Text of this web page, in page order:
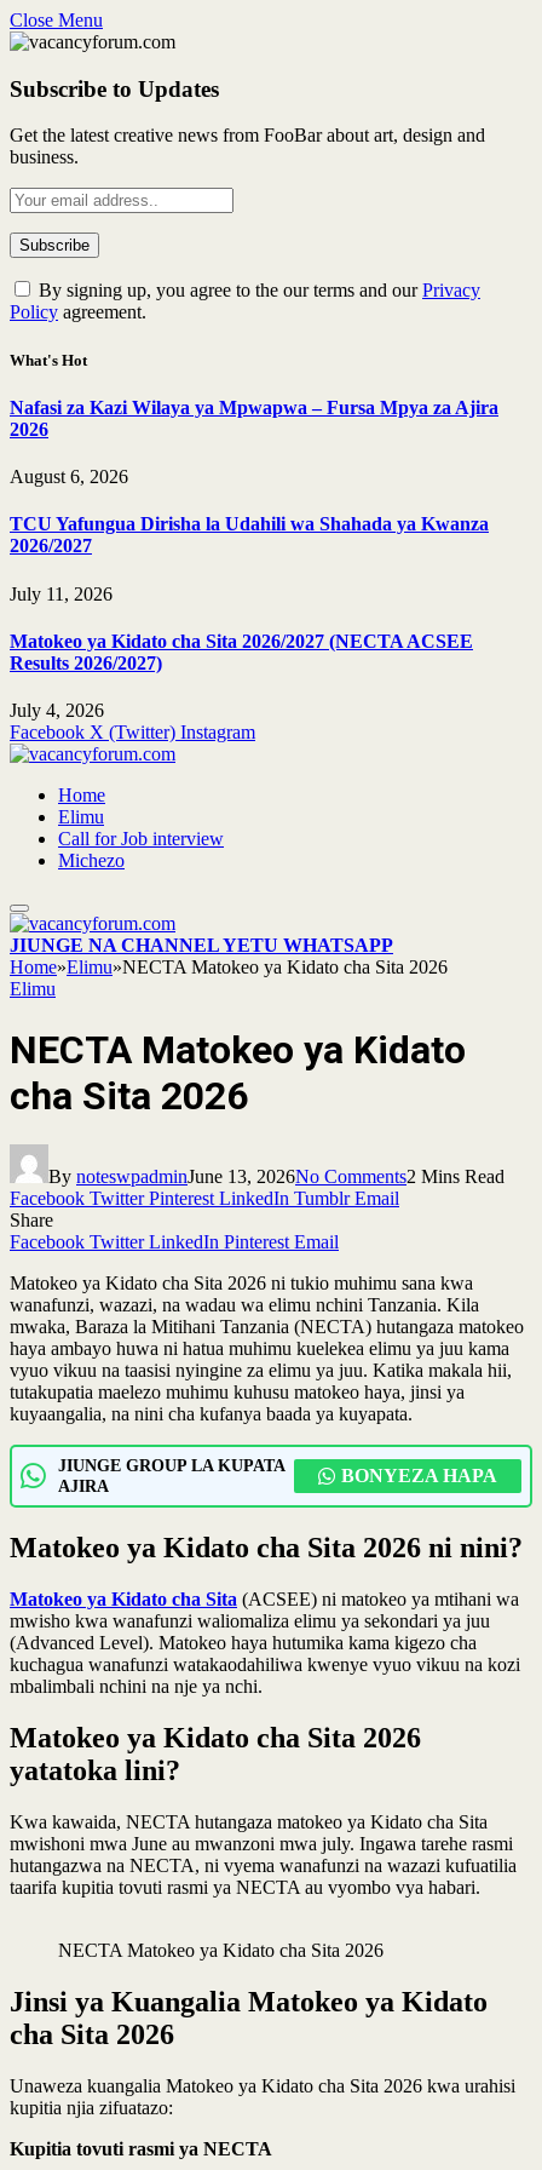
Close Menu
Subscribe to Updates
Get the latest creative news from FooBar about art, design and
business.
By signing up, you agree to the our terms and ourPrivacy
Policy agreement.
What's Hot
Nafasi za Kazi Wilaya ya Mpwapwa – Fursa Mpya za Ajira
2026
August 6, 2026
TCU Yafungua Dirisha la Udahili wa Shahada ya Kwanza
2026/2027
July 11, 2026
Matokeo ya Kidato cha Sita 2026/2027 (NECTA ACSEE
Results 2026/2027)
July 4, 2026
Facebook X (Twitter) Instagram
Home
Elimu
Call for Job interview
Michezo
JIUNGE NA CHANNEL YETU WHATSAPP
Home»Elimu»NECTA Matokeo ya Kidato cha Sita 2026
Elimu
NECTA Matokeo ya Kidato
cha Sita 2026
By noteswpadminJune 13, 2026No Comments2 Mins Read
Facebook Twitter Pinterest LinkedIn Tumblr Email
Share
Facebook Twitter LinkedIn Pinterest Email
Matokeo ya Kidato cha Sita 2026 ni tukio muhimu sana kwa
wanafunzi, wazazi, na wadau wa elimu nchini Tanzania. Kila
mwaka, Baraza la Mitihani Tanzania (NECTA) hutangaza matokeo
haya ambayo huwa ni hatua muhimu kuelekea elimu ya juu kama
vyuo vikuu na taasisi nyingine za elimu ya juu. Katika makala hii,
tutakupatia maelezo muhimu kuhusu matokeo haya, jinsi ya
kuyaangalia, na nini cha kufanya baada ya kuyapata.
JIUNGE GROUP LA KUPATA
AJIRA
BONYEZA HAPA
Matokeo ya Kidato cha Sita 2026 ni nini?
Matokeo ya Kidato cha Sita (ACSEE) ni matokeo ya mtihani wa
mwisho kwa wanafunzi waliomaliza elimu ya sekondari ya juu
(Advanced Level). Matokeo haya hutumika kama kigezo cha
kuchagua wanafunzi watakaodahiliwa kwenye vyuo vikuu na kozi
mbalimbali nchini na nje ya nchi.
Matokeo ya Kidato cha Sita 2026
yatatoka lini?
Kwa kawaida, NECTA hutangaza matokeo ya Kidato cha Sita
mwishoni mwa June au mwanzoni mwa july. Ingawa tarehe rasmi
hutangazwa na NECTA, ni vyema wanafunzi na wazazi kufuatilia
taarifa kupitia tovuti rasmi ya NECTA au vyombo vya habari.
NECTA Matokeo ya Kidato cha Sita 2026
Jinsi ya Kuangalia Matokeo ya Kidato
cha Sita 2026
Unaweza kuangalia Matokeo ya Kidato cha Sita 2026 kwa urahisi
kupitia njia zifuatazo:
Kupitia tovuti rasmi ya NECTA